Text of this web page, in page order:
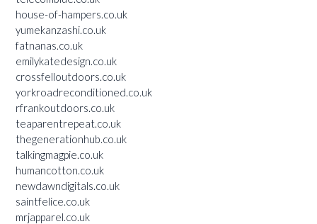
house-of-hampers.co.uk
yumekanzashi.co.uk
fatnanas.co.uk
emilykatedesign.co.uk
crossfelloutdoors.co.uk
yorkroadreconditioned.co.uk
rfrankoutdoors.co.uk
teaparentrepeat.co.uk
thegenerationhub.co.uk
talkingmagpie.co.uk
humancotton.co.uk
newdawndigitals.co.uk
saintfelice.co.uk
mrjapparel.co.uk